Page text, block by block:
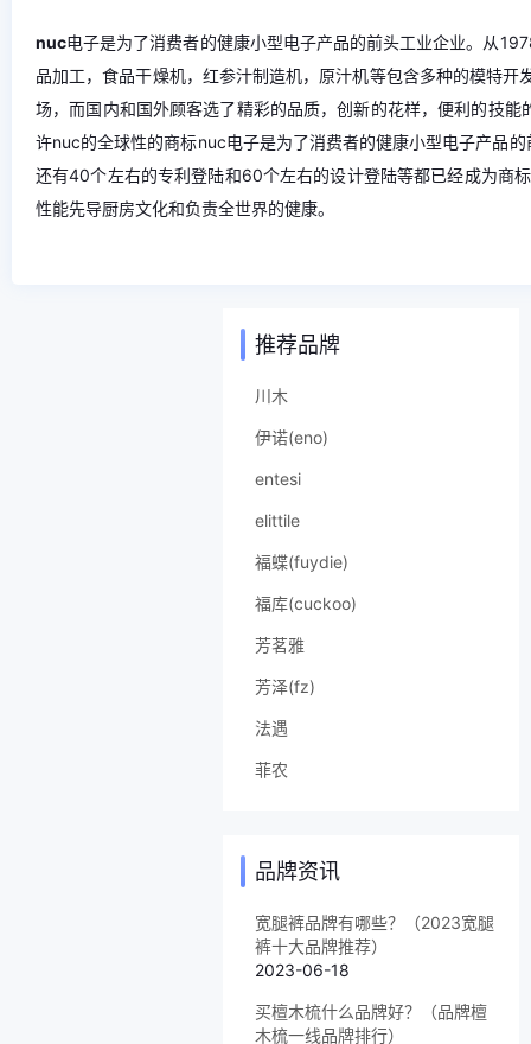
nuc电子是为了消费者的健康小型电子产品的前头工业企业。从
品加工，食品干燥机，红参汁制造机，原汁机等包含多种的模特
场，而国内和国外顾客选了精彩的品质，创新的花样，便利的技
许nuc的全球性的商标nuc电子是为了消费者的健康小型电子产品
还有40个左右的专利登陆和60个左右的设计登陆等都已经成为商
性能先导厨房文化和负责全世界的健康。
推荐品牌
川木
伊诺(eno)
entesi
elittile
福蝶(fuydie)
福库(cuckoo)
芳茗雅
芳泽(fz)
法遇
菲农
品牌资讯
宽腿裤品牌有哪些？（2023宽腿
裤十大品牌推荐）
2023-06-18
买檀木梳什么品牌好？（品牌檀
木梳一线品牌排行）